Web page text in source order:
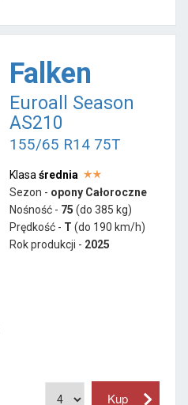
Falken
Euroall Season
AS210
155/65 R14 75T
Klasa średnia
Sezon - opony Całoroczne
Nośność - 75 (do 385 kg)
Prędkość - T (do 190 km/h)
Rok produkcji - 2025